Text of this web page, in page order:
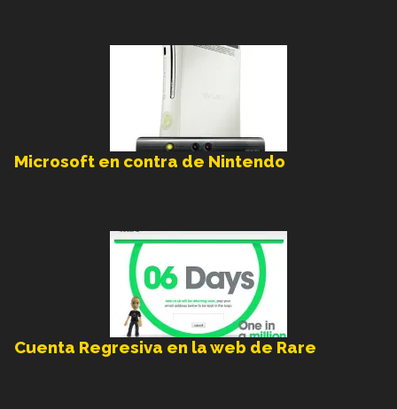
Microsoft en contra de Nintendo
Cuenta Regresiva en la web de Rare